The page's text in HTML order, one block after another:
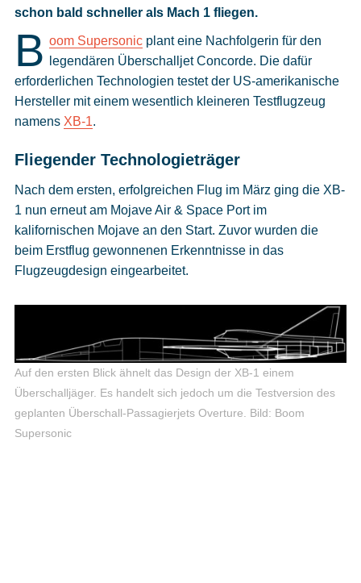
Datenschutzeinstellungen
schon bald schneller als Mach 1 fliegen.
B oom Supersonicplant eine Nachfolgerin für den
legendären Überschalljet Concorde. Die dafür
erforderlichen Technologien testet der US-amerikanische
Hersteller mit einem wesentlich kleineren Testflugzeug
namens XB-1.
Fliegender Technologieträger
Nach dem ersten, erfolgreichen Flug im März ging die XB-
1 nun erneut am Mojave Air & Space Port im
kalifornischen Mojave an den Start. Zuvor wurden die
beim Erstflug gewonnenen Erkenntnisse in das
Flugzeugdesign eingearbeitet.
Auf den ersten Blick ähnelt das Design der XB-1 einem
Überschalljäger. Es handelt sich jedoch um die Testversion des
geplanten Überschall-Passagierjets Overture.
Bild: Boom
Supersonic